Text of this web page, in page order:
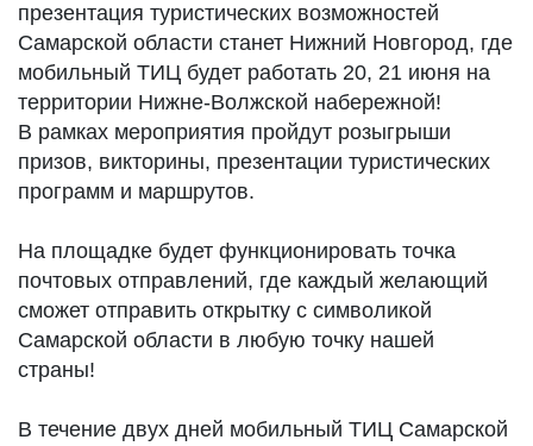
презентация туристических возможностей
Самарской области станет Нижний Новгород, где
мобильный ТИЦ будет работать 20, 21 июня на
территории Нижне-Волжской набережной!
В рамках мероприятия пройдут розыгрыши
призов, викторины, презентации туристических
программ и маршрутов.
На площадке будет функционировать точка
почтовых отправлений, где каждый желающий
сможет отправить открытку с символикой
Самарской области в любую точку нашей
страны!
В течение двух дней мобильный ТИЦ Самарской